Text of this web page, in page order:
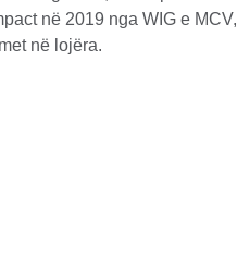
në 2019 nga WIG e MCV,
në lojëra.